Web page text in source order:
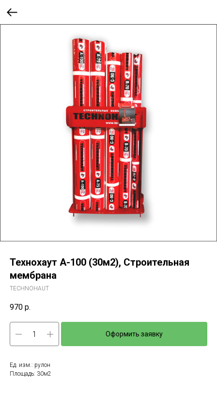
Технохаут А-100 (30м2), Строительная
мембрана
TECHNOHAUT
970 р.
Оформить заявку
Ед. изм.: рулон
Площадь: 30м2